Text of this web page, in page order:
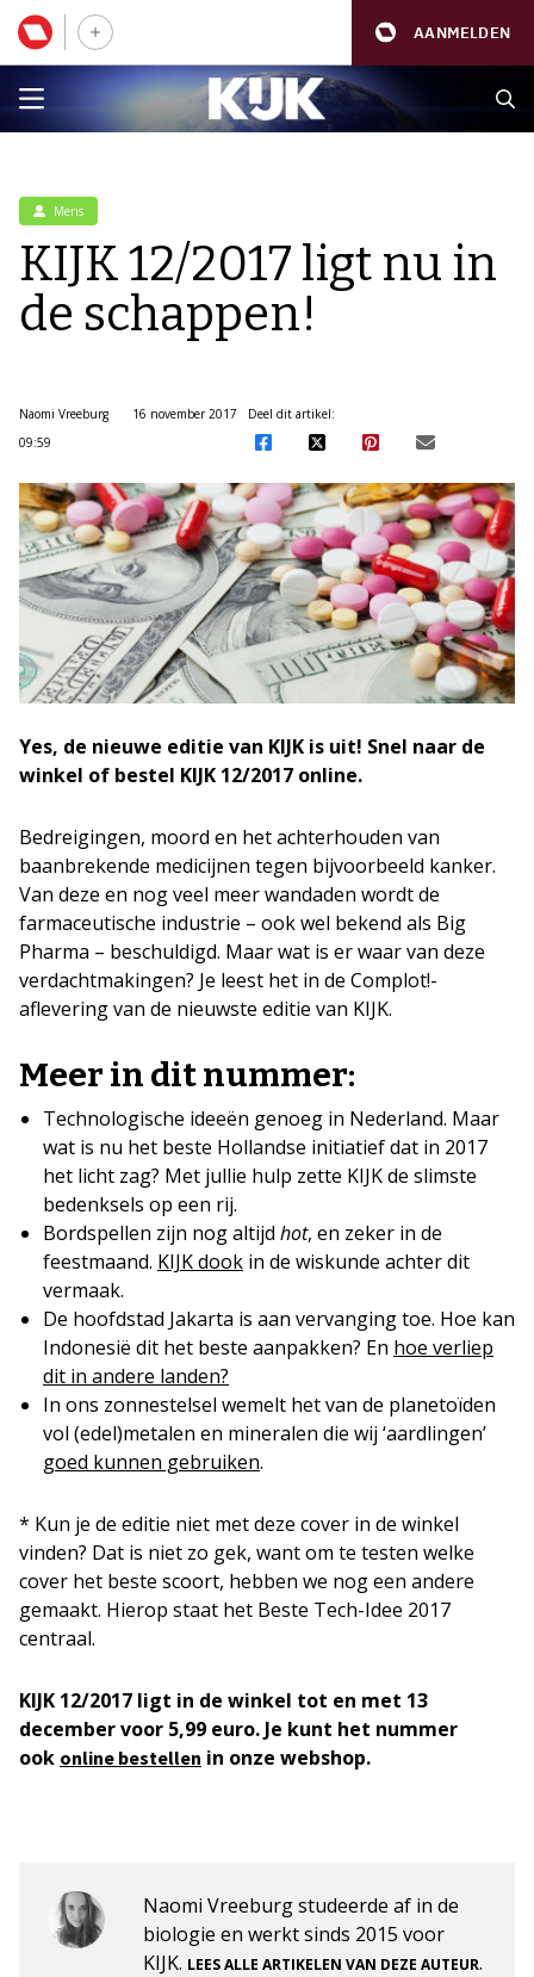
AANMELDEN
Mens
KIJK 12/2017 ligt nu in
de schappen!
Naomi Vreeburg
16 november 2017
09:59
Deel dit artikel:
Yes, de nieuwe editie van KIJK is uit! Snel naar de
winkel of bestel KIJK 12/2017 online.
Bedreigingen, moord en het achterhouden van
baanbrekende medicijnen tegen bijvoorbeeld kanker.
Van deze en nog veel meer wandaden wordt de
farmaceutische industrie – ook wel bekend als Big
Pharma – beschuldigd. Maar wat is er waar van deze
verdachtmakingen? Je leest het in de Complot!-
aflevering van de nieuwste editie van KIJK.
Meer in dit nummer:
Technologische ideeën genoeg in Nederland. Maar
wat is nu het beste Hollandse initiatief dat in 2017
het licht zag? Met jullie hulp zette KIJK de slimste
bedenksels op een rij.
Bordspellen zijn nog altijd hot, en zeker in de
feestmaand. KIJK dook in de wiskunde achter dit
vermaak.
De hoofdstad Jakarta is aan vervanging toe. Hoe kan
Indonesië dit het beste aanpakken? En hoe verliep
dit in andere landen?
In ons zonnestelsel wemelt het van de planetoïden
vol (edel)metalen en mineralen die wij ‘aardlingen’
goed kunnen gebruiken.
* Kun je de editie niet met deze cover in de winkel
vinden? Dat is niet zo gek, want om te testen welke
cover het beste scoort, hebben we nog een andere
gemaakt. Hierop staat het Beste Tech-Idee 2017
centraal.
KIJK 12/2017 ligt in de winkel tot en met 13
december voor 5,99 euro. Je kunt het nummer
ook online bestellen in onze webshop.
Naomi Vreeburg studeerde af in de
biologie en werkt sinds 2015 voor
KIJK. LEES ALLE ARTIKELEN VAN DEZE AUTEUR.